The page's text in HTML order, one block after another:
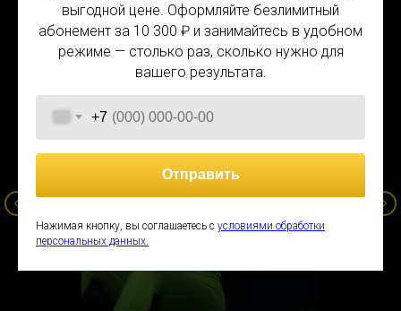
выгодной цене. Оформляйте безлимитный
абонемент за 10 300 ₽ и занимайтесь в удобном
режиме — столько раз, сколько нужно для
вашего результата.
+7
Отправить
Нажимая кнопку, вы соглашаетесь с условиями обработки
персональных данных.
персональная консультация
гостевые визиты
финская сауна
внутриклубные мероприятия